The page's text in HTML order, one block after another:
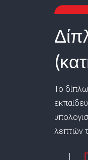
Το
λεπτών